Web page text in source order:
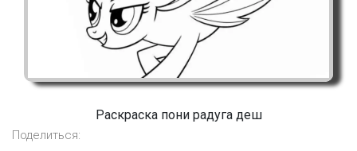
Раскраска пони радуга деш
Поделиться: